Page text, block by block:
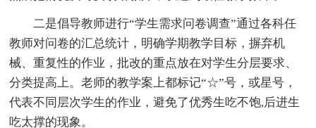
二是倡导教师进行“学生需求问卷调查”通过各科任
教师对问卷的汇总统计，明确学期教学目标，摒弃机
械、重复性的作业，批改的重点放在对学生分层要求、
分类提高上。老师的教学案上都标记“☆”号，或星号，
代表不同层次学生的作业，避免了优秀生吃不饱,后进生
吃太撑的现象。